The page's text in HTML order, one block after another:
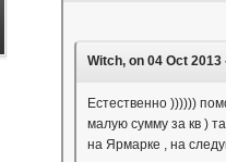
Witch, on 04 Oct 2013
Естественно ))))))
малую сумму за кв )
на Ярмарке , на